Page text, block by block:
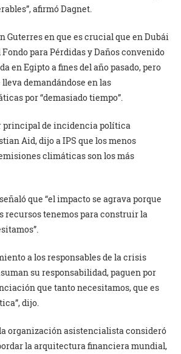
afirmó Dagnet.
Guterres en que es crucial que en Dubái
para Pérdidas y Daños convenido
en Egipto a fines del año pasado, pero
demandándose en las
por “demasiado tiempo”.
principal de incidencia política
Aid, dijo a IPS que los menos
climáticas son los más
que “el impacto se agrava porque
recursos tenemos para construir la
a los responsables de la crisis
su responsabilidad, paguen por
que tanto necesitamos, que es
dijo.
organización asistencialista consideró
la arquitectura financiera mundial,